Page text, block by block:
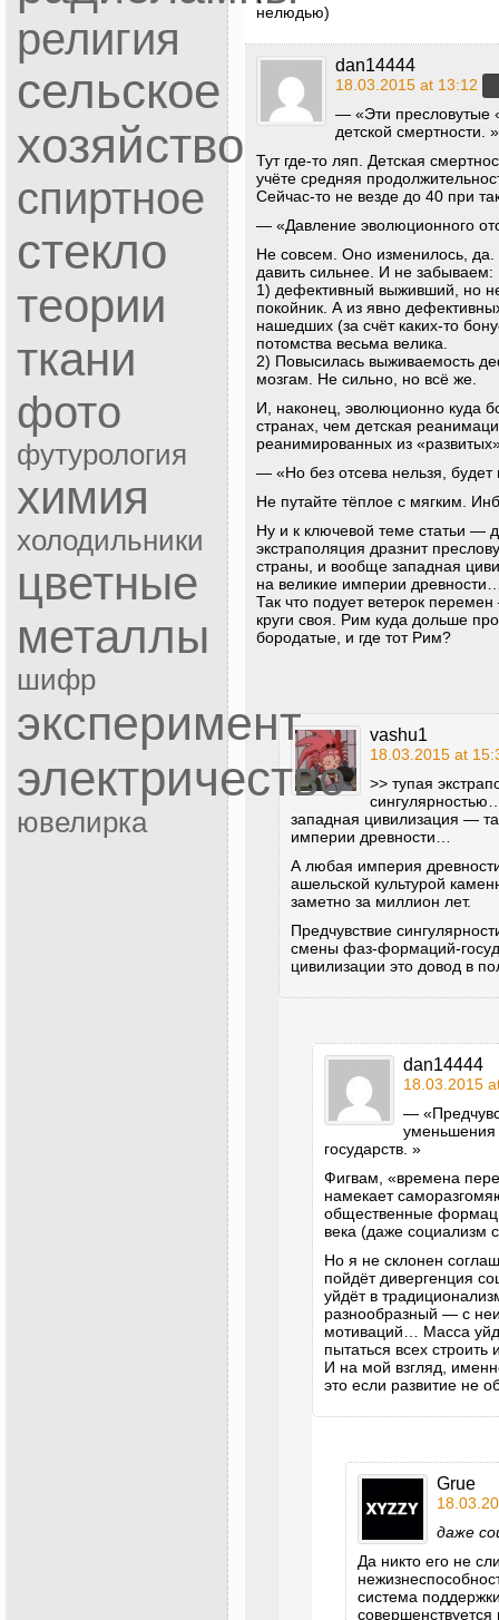
религия
сельское
хозяйство
спиртное
стекло
теории
ткани
фото
футурология
химия
холодильники
цветные
металлы
шифр
эксперимент
электричество
ювелирка
нелюдью)
dan14444
18.03.2015 at 13:12
— «Эти пресловутые
детской смертности. »
Тут где-то ляп. Детская
учёте средняя
Сейчас-то не везде до 40 при
— «Давление эволюционного
Не совсем. Оно изменилось,
давить сильнее. И не забываем:
1) дефективный выживший, но
покойник. А из явно
нашедших (за счёт каких-то
потомства весьма велика.
2) Повысилась выживаемость
мозгам. Не сильно, но всё же.
И, наконец, эволюционно куда
странах, чем детская
реанимированных из
— «Но без отсева нельзя,
Не путайте тёплое с мягким.
Ну и к ключевой теме статьи —
экстраполяция дразнит
страны, и вообще западная
на великие империи
Так что подует ветерок
круги своя. Рим куда дольше
бородатые, и где тот Рим?
vashu1
18.03.2015 at
>> тупая
западная цивилизация —
империи древности…
А любая империя
ашельской культурой
заметно за миллион лет.
Предчувствие
смены фаз-формаций-
цивилизации это довод в
dan14444
18.03.2015
—
государств. »
Фигвам, «времена
намекает
общественные
века (даже социализм
Но я не склонен
пойдёт дивергенция
уйдёт в
разнообразный — с
мотиваций… Масса
пытаться всех
И на мой взгляд,
это если развитие не
Grue
даже
Да никто его не
система